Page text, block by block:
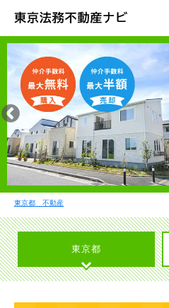
東京都 不動産
東京都